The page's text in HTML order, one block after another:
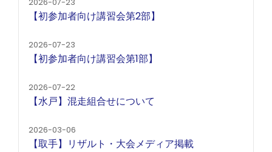
2026-07-23
【初参加者向け講習会第2部】
2026-07-23
【初参加者向け講習会第1部】
2026-07-22
【水戸】混走組合せについて
2026-03-06
【取手】リザルト・大会メディア掲載